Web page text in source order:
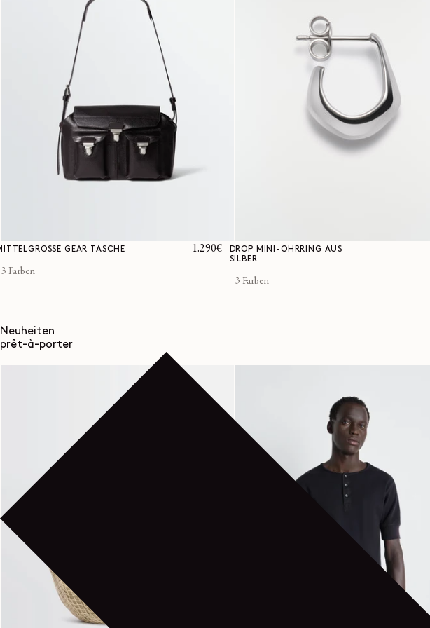
Neuheiten
prêt-à-porter
GEAR TASCHE
Normaler
1.290€
3 Farben
DROP MINI-OHRRING AUS
SILBER
3 Farben